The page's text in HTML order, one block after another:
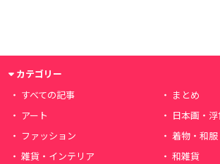
カテゴリー
すべての記事
まとめ
アート
日本画・
ファッション
着物・和服
雑貨・インテリア
和雑貨